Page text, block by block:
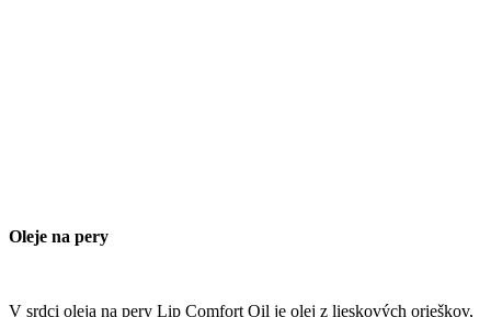
Oleje na pery
V srdci oleja na pery Lip Comfort Oil je olej z lieskových orieškov,